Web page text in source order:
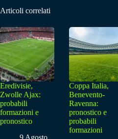
Articoli correlati
Eredivisie,
Zwolle Ajax:
probabili
formazioni e
pronostico
9 Agosto
Coppa Italia,
Benevento-
Ravenna:
pronostico e
probabili
formazioni